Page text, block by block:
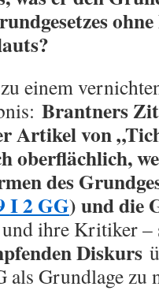
einem
Brantners
Artikel von
oberflächlich,
des
I 2 GG) und die
ihre Kritiker –
Diskurs
als Grundlage zu